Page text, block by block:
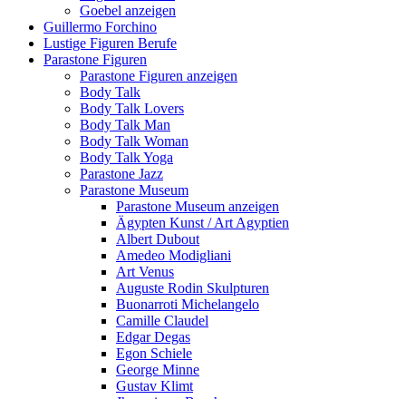
Goebel anzeigen
Guillermo Forchino
Lustige Figuren Berufe
Parastone Figuren
Parastone Figuren anzeigen
Body Talk
Body Talk Lovers
Body Talk Man
Body Talk Woman
Body Talk Yoga
Parastone Jazz
Parastone Museum
Parastone Museum anzeigen
Ägypten Kunst / Art Agyptien
Albert Dubout
Amedeo Modigliani
Art Venus
Auguste Rodin Skulpturen
Buonarroti Michelangelo
Camille Claudel
Edgar Degas
Egon Schiele
George Minne
Gustav Klimt